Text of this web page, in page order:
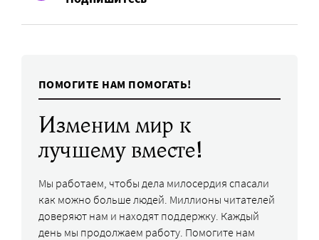
ПОМОГИТЕ НАМ ПОМОГАТЬ!
Изменим мир к
лучшему вместе!
Мы работаем, чтобы дела милосердия спасали
как можно больше людей. Миллионы читателей
доверяют нам и находят поддержку. Каждый
день мы продолжаем работу. Помогите нам